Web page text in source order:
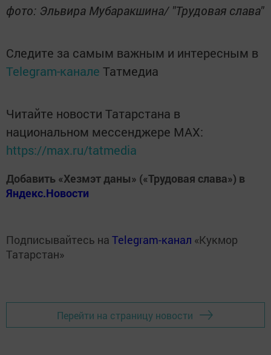
фото: Эльвира Мубаракшина/ "Трудовая слава"
Следите за самым важным и интересным в
Telegram-канале Татмедиа
Читайте новости Татарстана в
национальном мессенджере MАХ:
https://max.ru/tatmedia
Добавить «Хезмэт даны» («Трудовая слава») в
Яндекс.Новости
Подписывайтесь на Telegram-канал «Кукмор
Татарстан»
Перейти на страницу новости